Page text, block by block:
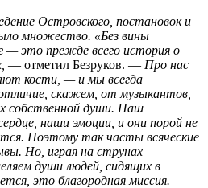
Островского, постановок и
множество. «Без вины
— это прежде всего история о
— отметил Безруков. — Про нас
кости, — и мы всегда
скажем, от музыкантов,
собственной души. Наш
наши эмоции, и они порой не
Поэтому так часты всяческие
Но, играя на струнах
души людей, сидящих в
это благородная миссия.